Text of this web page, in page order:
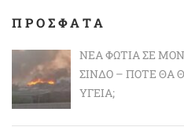
ΠΡΟΣΦΑΤΑ
ΝΈΑ ΦΩΤΙΆ ΣΕ
ΣΊΝΔΟ – ΠΌΤΕ ΘΑ
ΥΓΕΊΑ;